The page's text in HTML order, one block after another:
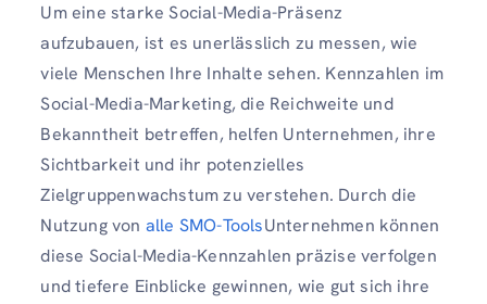
Um eine starke Social-Media-Präsenz
aufzubauen, ist es unerlässlich zu messen, wie
viele Menschen Ihre Inhalte sehen. Kennzahlen im
Social-Media-Marketing, die Reichweite und
Bekanntheit betreffen, helfen Unternehmen, ihre
Sichtbarkeit und ihr potenzielles
Zielgruppenwachstum zu verstehen. Durch die
Nutzung von alle SMO-ToolsUnternehmen können
diese Social-Media-Kennzahlen präzise verfolgen
und tiefere Einblicke gewinnen, wie gut sich ihre